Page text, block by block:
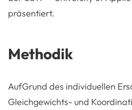
präsentiert.
Methodik
AufGrund des individuellen
Gleichgewichts- und